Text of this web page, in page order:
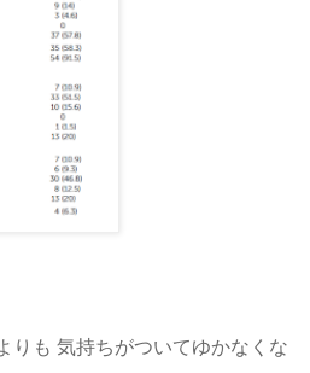
りも 気持ちがついてゆかなくな